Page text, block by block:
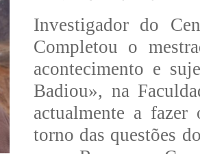
Investigador do
Completou o
acontecimento e
Badiou», na
actualmente a
torno das questões